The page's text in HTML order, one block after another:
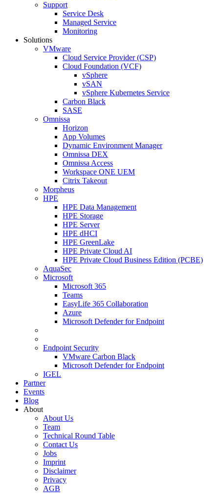
Support
Service Desk
Managed Service
Monitoring
Solutions
VMware
Cloud Service Provider (CSP)
Cloud Foundation (VCF)
vSphere
vSAN
vSphere Kubernetes Service
Carbon Black
SASE
Omnissa
Horizon
App Volumes
Dynamic Environment Manager
Omnissa DEX
Omnissa Access
Workspace ONE UEM
Citrix Takeout
Morpheus
HPE
HPE Data Management
HPE Storage
HPE Server
HPE dHCI
HPE GreenLake
HPE Private Cloud AI
HPE Private Cloud Business Edition (PCBE)
AquaSec
Microsoft
Microsoft 365
Teams
EasyLife 365 Collaboration
Azure
Microsoft Defender for Endpoint
Endpoint Security
VMware Carbon Black
Microsoft Defender for Endpoint
IGEL
Partner
Events
Blog
About
About Us
Team
Technical Round Table
Contact Us
Jobs
Imprint
Disclaimer
Privacy
AGB